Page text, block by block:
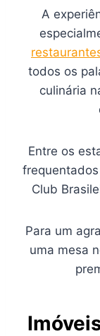
A
todos os
culinária
Entre os
Club
Para um
uma mesa